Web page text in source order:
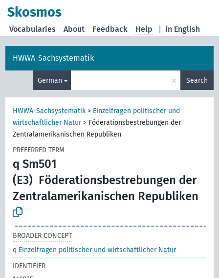
Skosmos
in English
Vocabularies About Feedback Help
HWWA-Sachsystematik
German × Search
HWWA-Sachsystematik > Einzelfragen politischer und
wirtschaftlicher Natur> Föderationsbestrebungen der
Zentralamerikanischen Republiken
PREFERRED TERM
q Sm501
(E3) Föderationsbestrebungen der
Zentralamerikanischen Republiken
BROADER CONCEPT
q Einzelfragen politischer und wirtschaftlicher Natur
IDENTIFIER